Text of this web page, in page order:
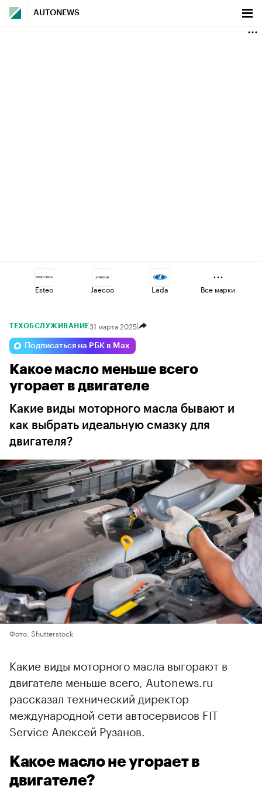
AUTONEWS
Esteo Jaecoo Lada
Voyah Geely
Volga Changan Haval
Все марки
ТЕХОБСЛУЖИВАНИЕ31 марта 2025
Подписаться на РБК в Max
Какое масло меньше всего
угорает в двигателе
Какие виды моторного масла бывают и
как выбрать идеальную смазку для
двигателя?
Фото: Shutterstock
Какие виды моторного масла выгорают в
двигателе меньше всего, Autonews.ru
рассказал технический директор
международной сети автосервисов FIT
Service Алексей Рузанов.
Какое масло не угорает в
двигателе?